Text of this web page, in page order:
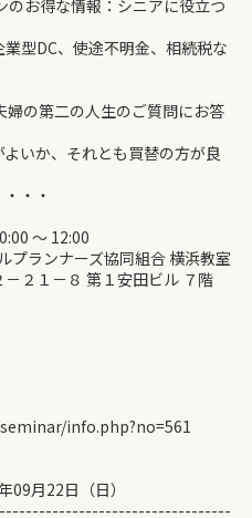
お得な情報：シニアに役立つ
使途不明金、相続税な
の第二の人生のご質問にお答
いか、それとも買替の方が良
・・
～ 12:00
プランナーズ協同組合 横浜教室
１－８ 第１安田ビル ７階
info.php?no=561
月22日（日）